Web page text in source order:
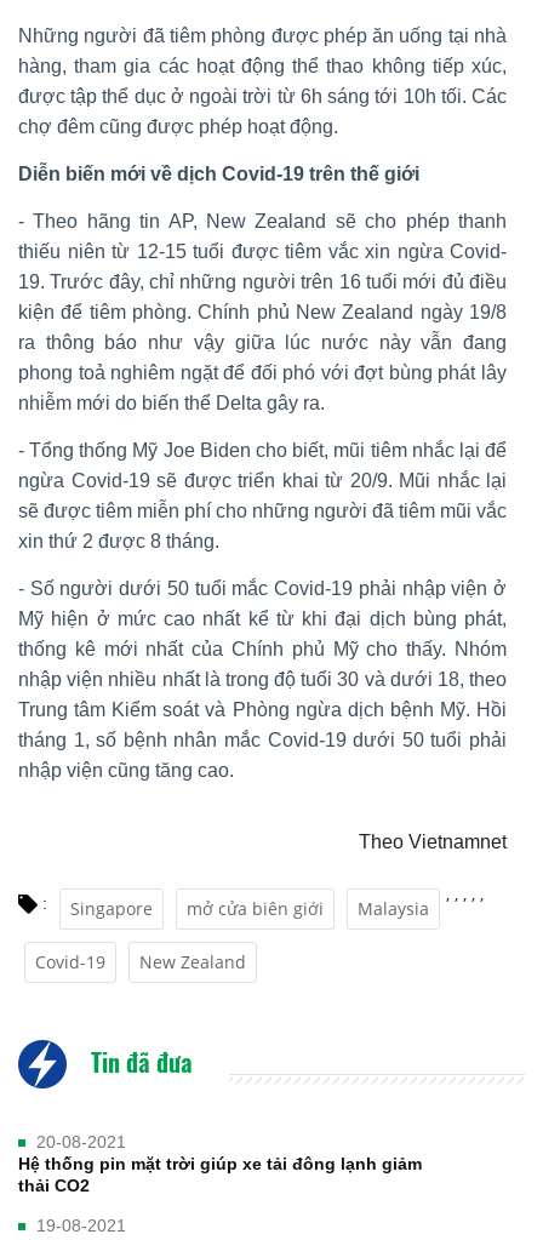
Những người đã tiêm phòng được phép ăn uống tại nhà
hàng, tham gia các hoạt động thể thao không tiếp xúc,
được tập thể dục ở ngoài trời từ 6h sáng tới 10h tối. Các
chợ đêm cũng được phép hoạt động.
Diễn biến mới về dịch Covid-19 trên thế giới
- Theo hãng tin AP, New Zealand sẽ cho phép thanh
thiếu niên từ 12-15 tuổi được tiêm vắc xin ngừa Covid-
19. Trước đây, chỉ những người trên 16 tuổi mới đủ điều
kiện để tiêm phòng. Chính phủ New Zealand ngày 19/8
ra thông báo như vậy giữa lúc nước này vẫn đang
phong toả nghiêm ngặt để đối phó với đợt bùng phát lây
nhiễm mới do biến thể Delta gây ra.
- Tổng thống Mỹ Joe Biden cho biết, mũi tiêm nhắc lại để
ngừa Covid-19 sẽ được triển khai từ 20/9. Mũi nhắc lại
sẽ được tiêm miễn phí cho những người đã tiêm mũi vắc
xin thứ 2 được 8 tháng.
- Số người dưới 50 tuổi mắc Covid-19 phải nhập viện ở
Mỹ hiện ở mức cao nhất kể từ khi đại dịch bùng phát,
thống kê mới nhất của Chính phủ Mỹ cho thấy. Nhóm
nhập viện nhiều nhất là trong độ tuổi 30 và dưới 18, theo
Trung tâm Kiểm soát và Phòng ngừa dịch bệnh Mỹ. Hồi
tháng 1, số bệnh nhân mắc Covid-19 dưới 50 tuổi phải
nhập viện cũng tăng cao.
Theo Vietnamnet
: Singapore
,
mở cửa biên giới
,
Malaysia
,
Covid-19
,
New Zealand
,
Tin đã đưa
20-08-2021
Hệ thống pin mặt trời giúp xe tải đông lạnh giảm
thải CO2
19-08-2021